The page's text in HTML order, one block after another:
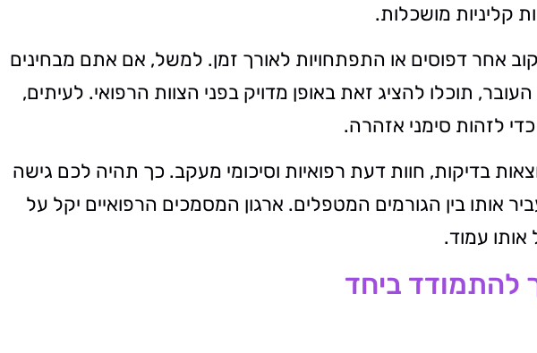
קליניות מושכלות.
אחר דפוסים או התפתחויות לאורך זמן. למשל, אם אתם מבחינים
תוכלו להציג זאת באופן מדויק בפני הצוות הרפואי. לעיתים,
לזהות סימני אזהרה.
בדיקות, חוות דעת רפואיות וסיכומי מעקב. כך תהיה לכם גישה
אותו בין הגורמים המטפלים. ארגון המסמכים הרפואיים יקל על
עמוד.
להתמודד ביחד